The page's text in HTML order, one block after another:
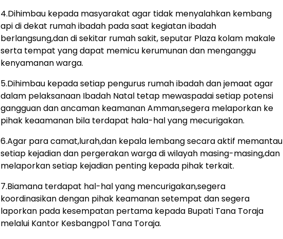
4.Dihimbau kepada masyarakat agar tidak menyalahkan kembang
api di dekat rumah ibadah pada saat kegiatan ibadah
berlangsung,dan di sekitar rumah sakit, seputar Plaza kolam makale
serta tempat yang dapat memicu kerumunan dan menganggu
kenyamanan warga.
5.Dihimbau kepada setiap pengurus rumah ibadah dan jemaat agar
dalam pelaksanaan Ibadah Natal tetap mewaspadai setiap potensi
gangguan dan ancaman keamanan Amman,segera melaporkan ke
pihak keaamanan bila terdapat hala-hal yang mecurigakan.
6.Agar para camat,lurah,dan kepala lembang secara aktif memantau
setiap kejadian dan pergerakan warga di wilayah masing-masing,dan
melaporkan setiap kejadian penting kepada pihak terkait.
7.Biamana terdapat hal-hal yang mencurigakan,segera
koordinasikan dengan pihak keamanan setempat dan segera
laporkan pada kesempatan pertama kepada Bupati Tana Toraja
melalui Kantor Kesbangpol Tana Toraja.